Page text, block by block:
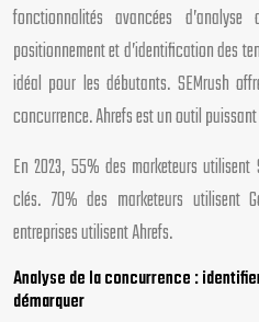
fonctionnalités avancées
positionnement et d’identification des
idéal pour les débutants. SEMrush
concurrence. Ahrefs est un outil
En 2023, 55% des marketeurs
clés. 70% des marketeurs utilisent
entreprises utilisent Ahrefs.
Analyse de la concurrence :
démarquer